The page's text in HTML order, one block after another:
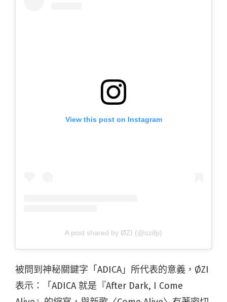
View this post on Instagram
A post shared by ØZI (@ozifp)
被問到神秘關鍵字「ADICA」所代表的意義，ØZI
表示：「ADICA 就是『After Dark, I Come